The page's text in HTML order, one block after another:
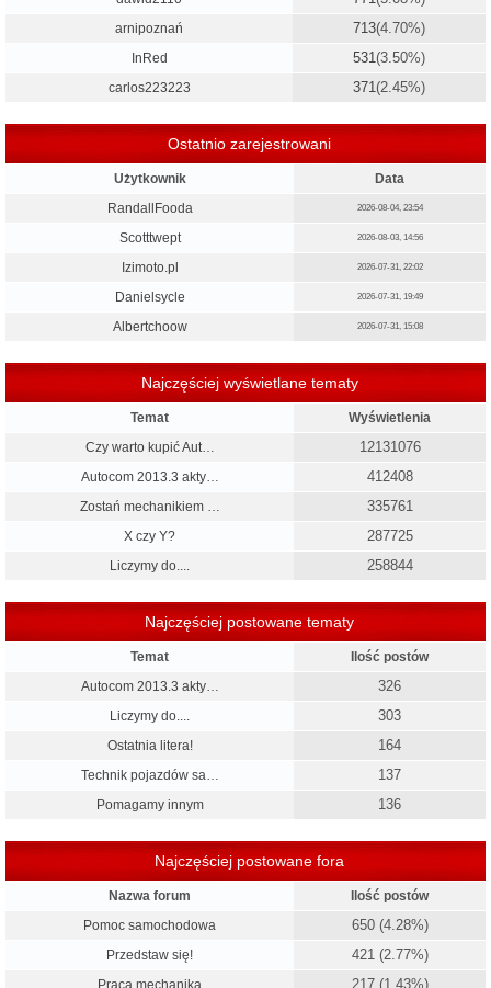
arnipoznań 713(4.70%)
InRed 531 (3.50%)
carlos223223 371 (2.45%)
Ostatnio zarejestrowani
Użytkownik
Data
RandallFooda
2026-08-04, 23:54
Scotttwept 2026-08-03, 14:56
Izimoto.pl 2026-07-31, 22:02
Danielsycle 2026-07-31, 19:49
Albertchoow 2026-07-31, 15:08
Najczęściej wyświetlane tematy
Temat
Wyświetlenia
Czy warto kupić Aut…
12131076
Autocom 2013.3 akty… 412408
Zostań mechanikiem … 335761
X czy Y? 287725
Liczymy do.... 258844
Najczęściej postowane tematy
Temat
Ilość postów
Autocom 2013.3 akty…
326
Liczymy do.... 303
Ostatnia litera! 164
Technik pojazdów sa… 137
Pomagamy innym 136
Najczęściej postowane fora
Nazwa forum
Ilość postów
Pomoc samochodowa
650 (4.28%)
Przedstaw się! 421 (2.77%)
Praca mechanika 217 (1.43%)